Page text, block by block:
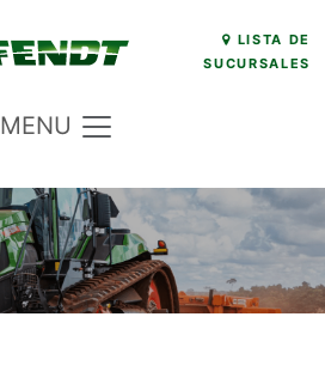
LISTA DE
SUCURSALES
MENU